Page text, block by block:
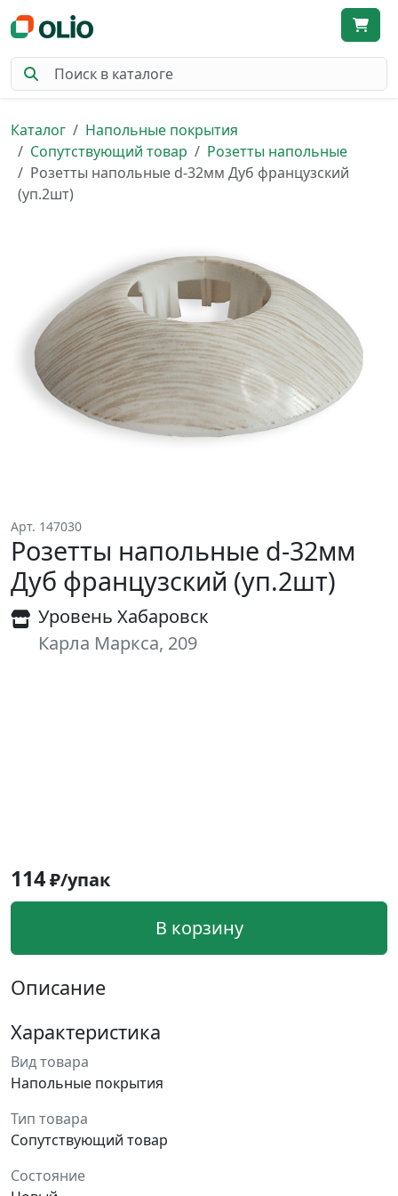
Каталог
Напольные покрытия
Сопутствующий товар
Розетты напольные
Розетты напольные d-32мм Дуб французский
(уп.2шт)
Арт. 147030
Розетты напольные d-32мм
Дуб французский (уп.2шт)
Уровень Хабаровск
Карла Маркса, 209
114₽/упак
В корзину
Описание
Характеристика
Вид товара
Напольные покрытия
Тип товара
Сопутствующий товар
Состояние